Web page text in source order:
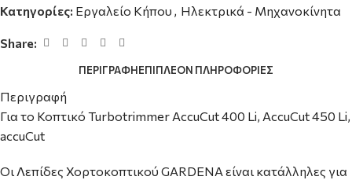
Κατηγορίες: Εργαλείο Κήπου , Ηλεκτρικά - Μηχανοκίνητα
Share:
ΠΕΡΙΓΡΑΦΉΕΠΙΠΛΈΟΝ ΠΛΗΡΟΦΟΡΊΕΣ
Περιγραφή
Για το Κοπτικό Turbotrimmer AccuCut 400 Li, AccuCut 450 Li,
accuCut
Οι Λεπίδες Χορτοκοπτικού GARDENA είναι κατάλληλες για